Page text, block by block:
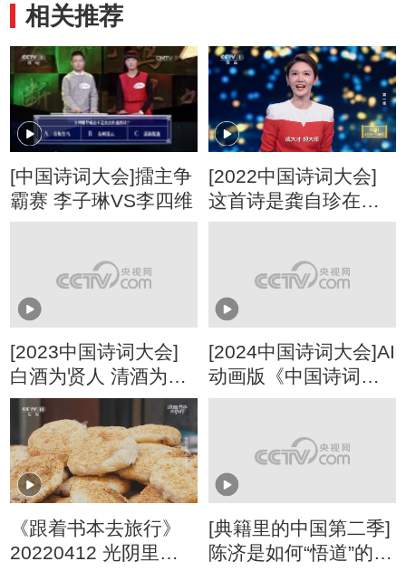
相关推荐
[中国诗词大会]擂主争
霸赛 李子琳VS李四维
[2022中国诗词大会]
这首诗是龚自珍在替
时代和国家呼唤人才
[2023中国诗词大会]
白酒为贤人 清酒为圣
人
[2024中国诗词大会]AI
动画版《中国诗词大
会》号外！
《跟着书本去旅行》
20220412 光阴里的
[典籍里的中国第二季]
陈济是如何“悟道”的？